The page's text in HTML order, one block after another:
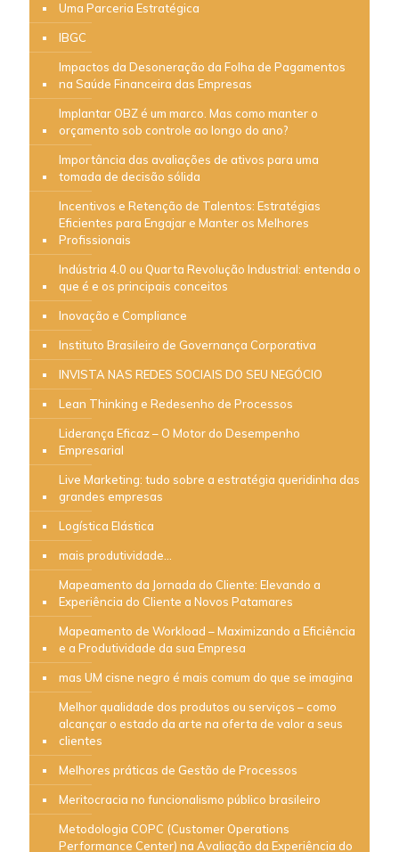
Uma Parceria Estratégica
IBGC
Impactos da Desoneração da Folha de Pagamentos
na Saúde Financeira das Empresas
Implantar OBZ é um marco. Mas como manter o
orçamento sob controle ao longo do ano?
Importância das avaliações de ativos para uma
tomada de decisão sólida
Incentivos e Retenção de Talentos: Estratégias
Eficientes para Engajar e Manter os Melhores
Profissionais
Indústria 4.0 ou Quarta Revolução Industrial: entenda o
que é e os principais conceitos
Inovação e Compliance
Instituto Brasileiro de Governança Corporativa
INVISTA NAS REDES SOCIAIS DO SEU NEGÓCIO
Lean Thinking e Redesenho de Processos
Liderança Eficaz – O Motor do Desempenho
Empresarial
Live Marketing: tudo sobre a estratégia queridinha das
grandes empresas
Logística Elástica
mais produtividade…
Mapeamento da Jornada do Cliente: Elevando a
Experiência do Cliente a Novos Patamares
Mapeamento de Workload – Maximizando a Eficiência
e a Produtividade da sua Empresa
mas UM cisne negro é mais comum do que se imagina
Melhor qualidade dos produtos ou serviços – como
alcançar o estado da arte na oferta de valor a seus
clientes
Melhores práticas de Gestão de Processos
Meritocracia no funcionalismo público brasileiro
Metodologia COPC (Customer Operations
Performance Center) na Avaliação da Experiência do